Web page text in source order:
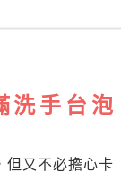
洗手台泡
但又不必擔心卡